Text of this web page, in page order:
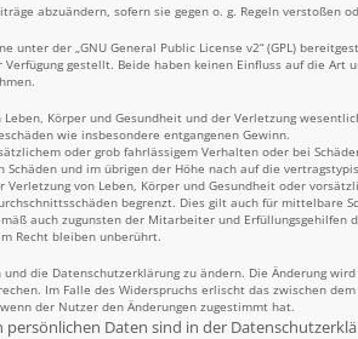
abzuändern, sofern sie gegen o. g. Regeln verstoßen
unter der „GNU General Public License v2“ (GPL)
Verfügung gestellt. Beide haben keinen Einfluss auf die
Körper und Gesundheit und der Verletzung
wie insbesondere entgangenen Gewinn.
oder grob fahrlässigem Verhalten oder bei
und im übrigen der Höhe nach auf die
von Leben, Körper und Gesundheit oder
begrenzt. Dies gilt auch für mittelbare
auch zugunsten der Mitarbeiter und Erfüllungsgehilfen
Recht bleiben unberührt.
die Datenschutzerklärung zu ändern. Die Änderung
Im Falle des Widerspruchs erlischt das zwischen
der Nutzer den Änderungen zugestimmt hat.
Daten sind in der